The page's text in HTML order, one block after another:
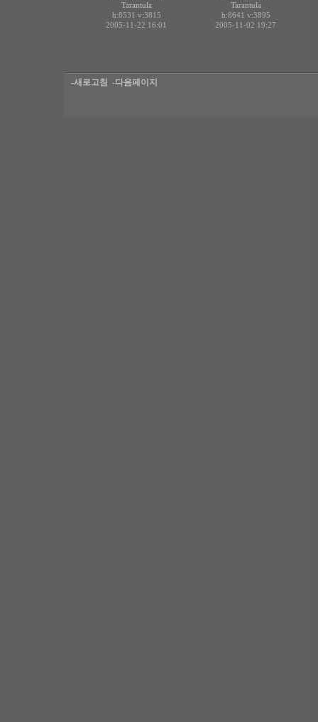
Tarantula
h:8531 v:3815
2005-11-22 16:01
Tarantula
h:8641 v:3895
2005-11-02 19:27
-새로고침 -다음페이지